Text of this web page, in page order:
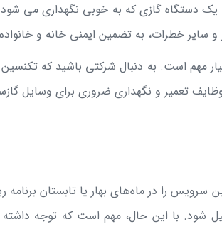
دستگاه گازی که به خوبی نگهداری می شود
خطرات، به تضمین ایمنی خانه و
مهم است. به دنبال شرکتی باشید که
وظایف تعمیر و نگهداری ضروری برای
را در ماه‌های بهار یا تابستان برنامه
شود. با این حال، مهم است که توجه